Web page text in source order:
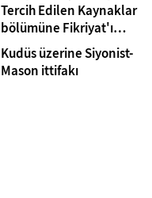
Tercih Edilen Kaynaklar
bölümüne Fikriyat'ı
eklemeyi unutmayın!
Kudüs üzerine Siyonist-
Mason ittifakı